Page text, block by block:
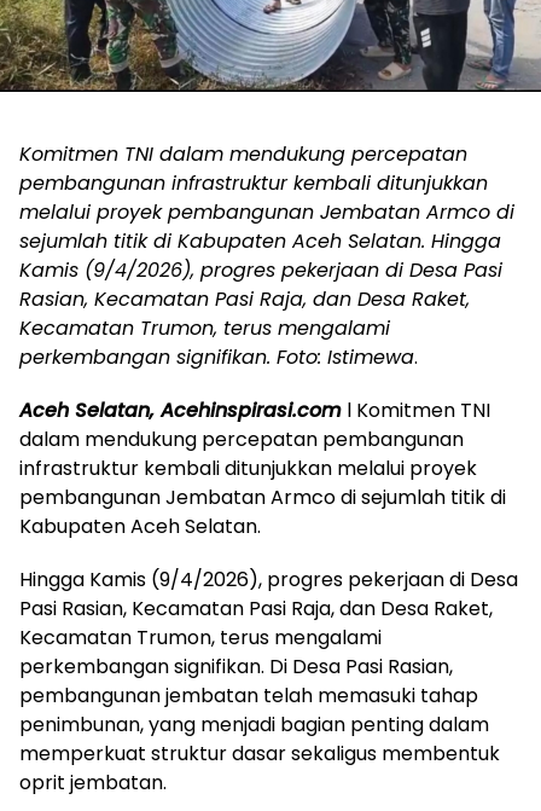
Komitmen TNI dalam mendukung percepatan
pembangunan infrastruktur kembali ditunjukkan
melalui proyek pembangunan Jembatan Armco di
sejumlah titik di Kabupaten Aceh Selatan. Hingga
Kamis (9/4/2026), progres pekerjaan di Desa Pasi
Rasian, Kecamatan Pasi Raja, dan Desa Raket,
Kecamatan Trumon, terus mengalami
perkembangan signifikan. Foto: Istimewa.
Aceh Selatan, Acehinspirasi.com l Komitmen TNI
dalam mendukung percepatan pembangunan
infrastruktur kembali ditunjukkan melalui proyek
pembangunan Jembatan Armco di sejumlah titik di
Kabupaten Aceh Selatan.
Hingga Kamis (9/4/2026), progres pekerjaan di Desa
Pasi Rasian, Kecamatan Pasi Raja, dan Desa Raket,
Kecamatan Trumon, terus mengalami
perkembangan signifikan. Di Desa Pasi Rasian,
pembangunan jembatan telah memasuki tahap
penimbunan, yang menjadi bagian penting dalam
memperkuat struktur dasar sekaligus membentuk
oprit jembatan.